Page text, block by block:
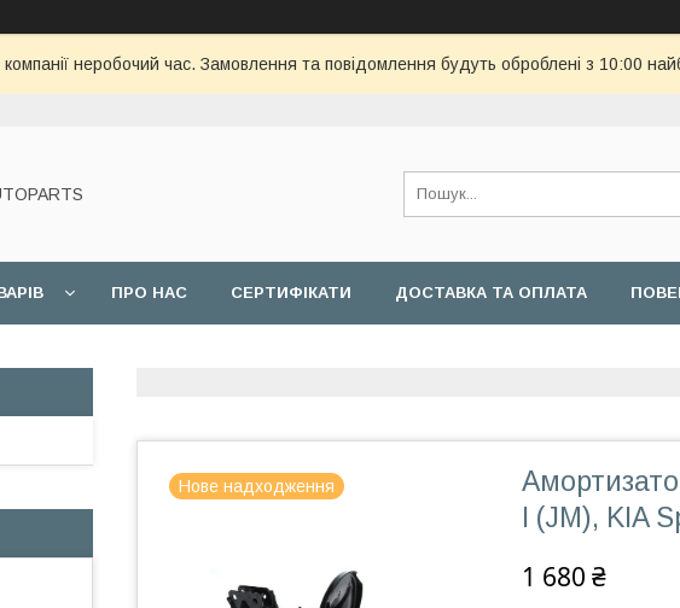
компанії неробочий час. Замовлення та повідомлення будуть оброблені з 10:00
ПРО НАС СЕРТИФІКАТИ ДОСТАВКА ТА ОПЛАТА
Нове надходження
I (JM), KIA
1 680 ₴